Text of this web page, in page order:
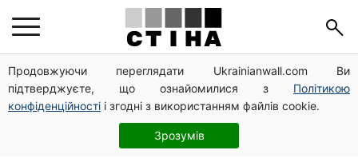
Продовжуючи переглядати Ukrainianwall.com Ви
підтверджуєте, що ознайомилися з Політикою
конфіденційності і згодні з використанням файлів cookie.
Зрозумів
Директорка ДОЗ Києва Тетяна Мостепан:
Демографічна криза потребує нових рішень уже
сьогодні
Пенсійна реформа у вересні: добровільні
накопичення й перегляд спецпенсій суддів